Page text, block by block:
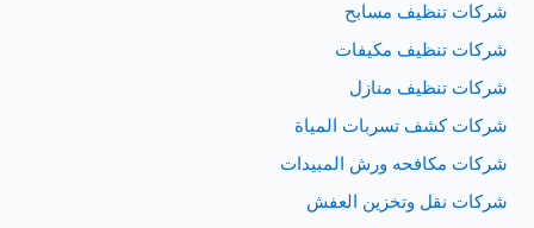
شركات تنظيف مسابح
شركات تنظيف مكيفات
شركات تنظيف منازل
شركات كشف تسربات المياة
شركات مكافحه ورش المبيدات
شركات نقل وتخزين العفش